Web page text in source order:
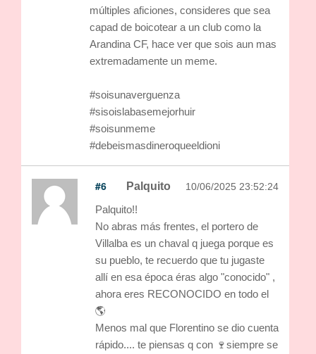
múltiples aficiones, consideres que sea
capad de boicotear a un club como la
Arandina CF, hace ver que sois aun mas
extremadamente un meme.
#soisunaverguenza
#sisoislabasemejorhuir
#soisunmeme
#debeismasdineroqueeldioni
#6 Palquito 10/06/2025 23:52:24
Palquito!!
No abras más frentes, el portero de
Villalba es un chaval q juega porque es
su pueblo, te recuerdo que tu jugaste
allí en esa época éras algo "conocido" ,
ahora eres RECONOCIDO en todo el
🌎
Menos mal que Florentino se dio cuenta
rápido.... te piensas q con 🍷siempre se